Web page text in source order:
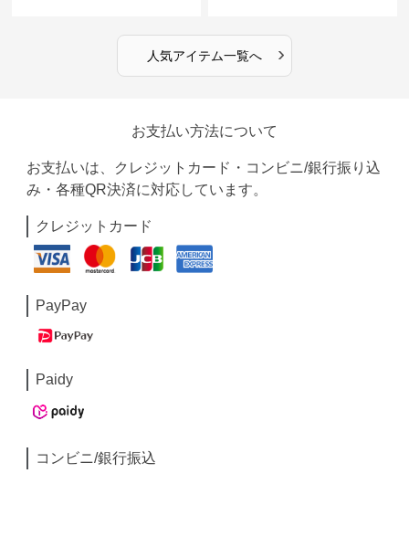
人気アイテム一覧へ ›
お支払い方法について
お支払いは、クレジットカード・コンビニ/銀行振り込
み・各種QR決済に対応しています。
クレジットカード
PayPay
Paidy
コンビニ/銀行振込